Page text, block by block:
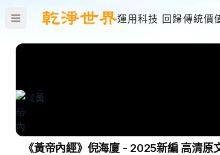
運用科技 回歸傳統價
《黃帝內經